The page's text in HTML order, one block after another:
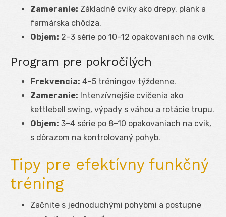
Zameranie: Základné cviky ako drepy, plank a
farmárska chôdza.
Objem: 2–3 série po 10–12 opakovaniach na cvik.
Program pre pokročilých
Frekvencia: 4–5 tréningov týždenne.
Zameranie: Intenzívnejšie cvičenia ako
kettlebell swing, výpady s váhou a rotácie trupu.
Objem: 3–4 série po 8–10 opakovaniach na cvik,
s dôrazom na kontrolovaný pohyb.
Tipy pre efektívny funkčný
tréning
Začnite s jednoduchými pohybmi a postupne